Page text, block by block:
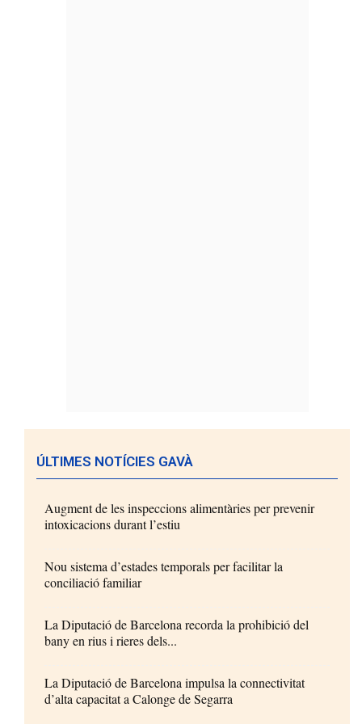
ÚLTIMES NOTÍCIES GAVÀ
Augment de les inspeccions alimentàries per prevenir
intoxicacions durant l’estiu
Nou sistema d’estades temporals per facilitar la
conciliació familiar
La Diputació de Barcelona recorda la prohibició del
bany en rius i rieres dels...
La Diputació de Barcelona impulsa la connectivitat
d’alta capacitat a Calonge de Segarra